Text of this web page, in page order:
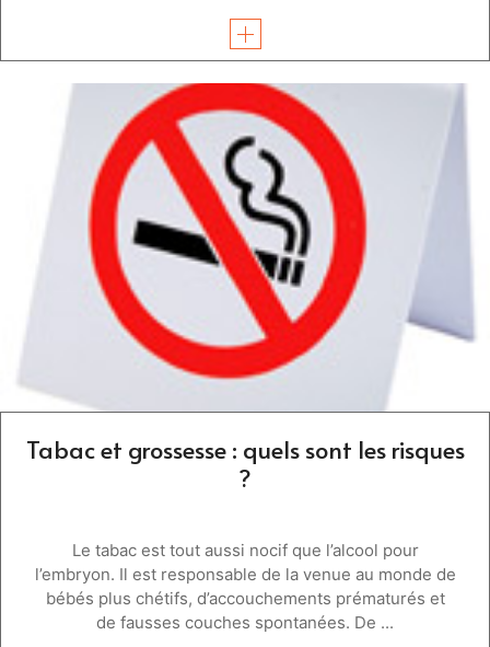
Tabac et grossesse : quels sont les risques
?
Le tabac est tout aussi nocif que l’alcool pour
l’embryon. Il est responsable de la venue au monde de
bébés plus chétifs, d’accouchements prématurés et
de fausses couches spontanées. De ...